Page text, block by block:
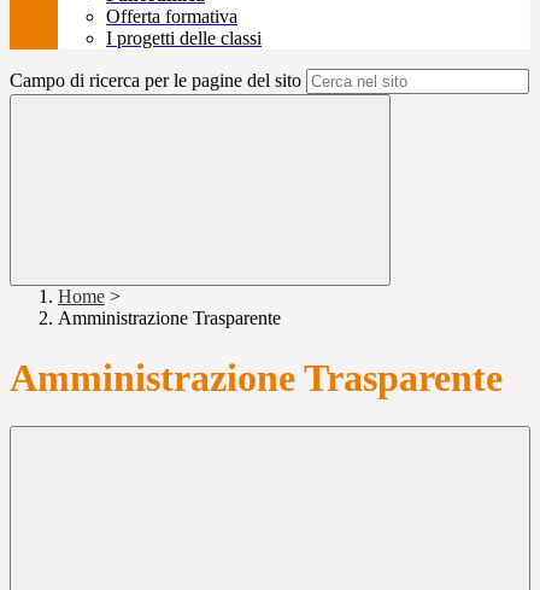
Offerta formativa
I progetti delle classi
Campo di ricerca per le pagine del sito
Home >
Amministrazione Trasparente
Amministrazione Trasparente